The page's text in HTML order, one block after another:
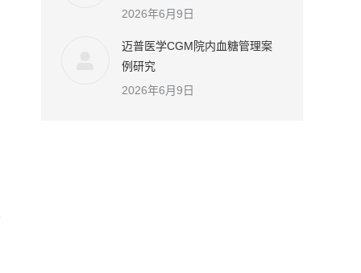
2026年6月9日
迈普医学CGM院内血糖管理案
例研究
2026年6月9日